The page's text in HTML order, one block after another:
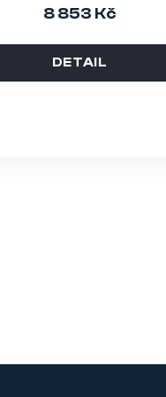
8 853 Kč
DETAIL